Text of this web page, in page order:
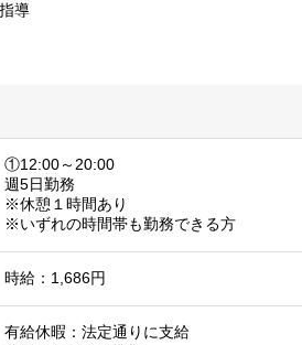
導
①12:00～20:00
週5日勤務
※休憩１時間あり
※いずれの時間帯も勤務できる方
時給：1,686円
有給休暇：法定通りに支給